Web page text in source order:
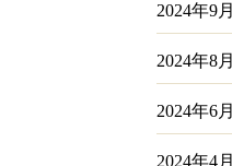
2024年9月
2024年8月
2024年6月
2024年4月